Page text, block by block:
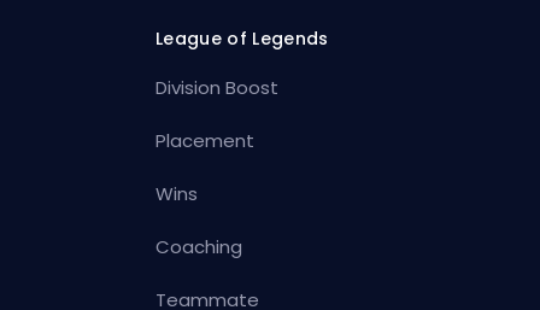
League of Legends
Division Boost
Placement
Wins
Coaching
Teammate